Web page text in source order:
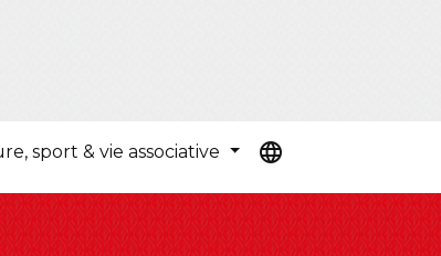
sport & vie associative language